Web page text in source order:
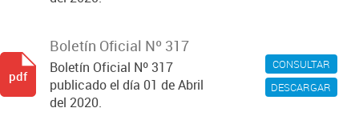
CONSULTAR
DESCARGAR
Boletín Oficial Nº 317
Boletín Oficial Nº 317
publicado el día 01 de Abril
del 2020.
pdf